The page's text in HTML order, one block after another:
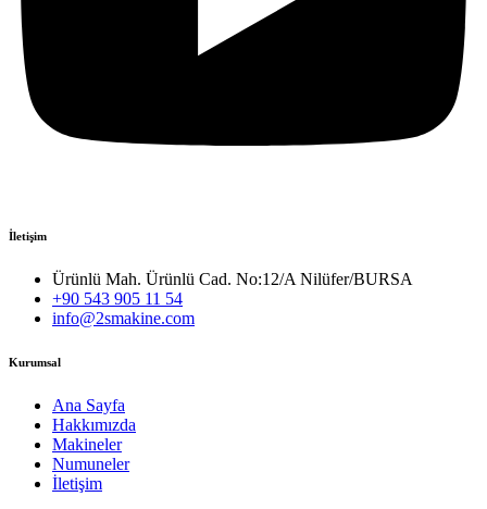
İletişim
Ürünlü Mah. Ürünlü Cad. No:12/A Nilüfer/BURSA
+90 543 905 11 54
info@2smakine.com
Kurumsal
Ana Sayfa
Hakkımızda
Makineler
Numuneler
İletişim